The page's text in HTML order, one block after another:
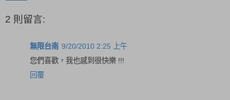
2 則留言:
無限台南 9/20/2010 2:25 上午
您們喜歡，我也感到很快樂 !!!
回覆